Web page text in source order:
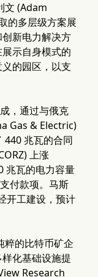
文 (Adam
的多层级方案展
新电力解决方
示自身模式的
的园区，以支
，通过与俄克
Gas & Electric)
兆瓦的合同
上涨
兆瓦的电力容量
付款项。马斯
开工建设，预计
粹的比特币矿企
化基础设施提
Research